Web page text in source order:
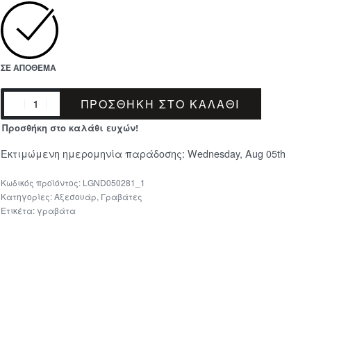
ΣΕ ΑΠΌΘΕΜΑ
ΠΡΟΣΘΉΚΗ ΣΤΟ ΚΑΛΆΘΙ
Προσθήκη στο καλάθι ευχών!
Εκτιμώμενη ημερομηνία παράδοσης: Wednesday, Aug 05th
LGND050281_1
Κατηγορίες:Αξεσουάρ, Γραβάτες
Ετικέτα: γραβάτα